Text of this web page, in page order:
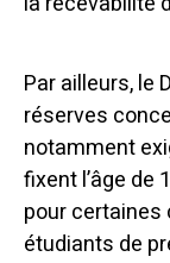
Par ailleurs, le
réserves
notamment
fixent l’âge de
pour certaines
étudiants de